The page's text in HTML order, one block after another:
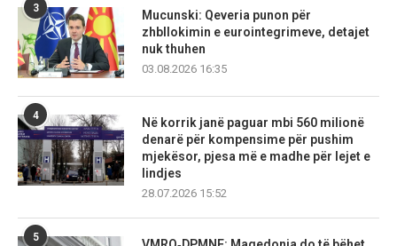
3
Mucunski: Qeveria punon për
zhbllokimin e eurointegrimeve, detajet
nuk thuhen
03.08.2026 16:35
4
Në korrik janë paguar mbi 560 milionë
denarë për kompensime për pushim
mjekësor, pjesa më e madhe për lejet e
lindjes
28.07.2026 15:52
5